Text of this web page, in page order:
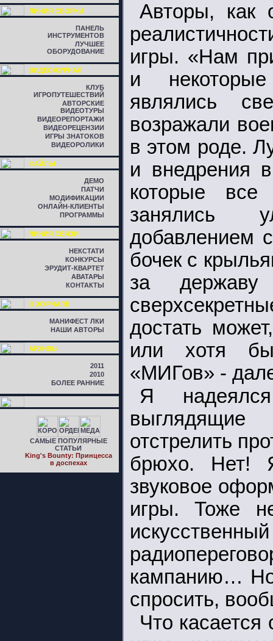
ЛИНИЯ СБОРКИ
ПАНЕЛЬ
ИНСТРУМЕНТОВ
ЛУЧШЕЕ
ОБОРУДОВАНИЕ
ВИДЕОЖУРНАЛ
КЛУБ
ИГРОПУТЕШЕСТВИЙ
АВТОРСКИЕ
ВИДЕОТУРЫ
ВИДЕОРЕПОРТАЖИ
ВИДЕОРЕЦЕНЗИИ
ИГРЫ ЗНАТОКОВ
ВИДЕОРОЛИКИ
ФАЙЛЫ
ДЕМО
ПАТЧИ
МОДИФИКАЦИИ
ОНЛАЙН-КЛИЕНТЫ
ПРОГРАММЫ
ЛИНИЯ СВЯЗИ
НЕКСТАТИ
КОНКУРСЫ
ЭРУДИТ-КВАРТЕТ
АВАТАРЫ
КОНТАКТЫ
О ЖУРНАЛЕ
МАНИФЕСТ ЛКИ
НАШИ АВТОРЫ
АРХИВЫ
2011
2010
БОЛЕЕ РАННИЕ
САМЫЕ ПОПУЛЯРНЫЕ
СТАТЬИ
King's Bounty: Принцесса
в доспехах
Авторы, как
игры. «Нам
и
являлись
возражали
в этом роде.
и внедрения в
которые все
занялись
добавлением
бочек с
за
достать
или хотя
«МИГов» -
Я
выглядящие
отстрелить
брюхо. Нет!
звуковое
игры. Тоже
кампанию… Но
спросить,
Что касается